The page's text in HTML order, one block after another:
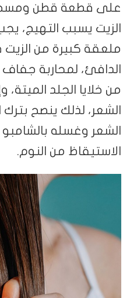
على قطعة قطن ومسح
ملعقة كبيرة من
الدافئ، لمحاربة
من خلايا الجلد الميتة،
الشعر، لذلك ينصح
الشعر وغسله
الاستيقاظ من النوم.